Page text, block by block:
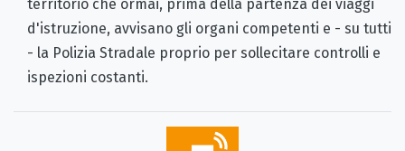
territorio che ormai, prima della partenza dei viaggi
d'istruzione, avvisano gli organi competenti e - su tutti
- la Polizia Stradale proprio per sollecitare controlli e
ispezioni costanti.